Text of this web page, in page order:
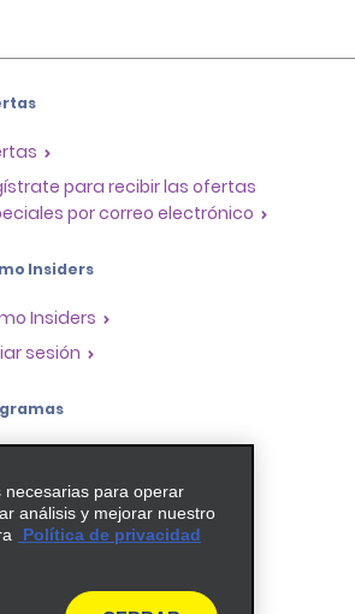
para recibir las ofertas
por correo electrónico
Insiders
Insiders
sesión
de franquicias
necesarias para operar
análisis y mejorar nuestro
Política de privacidad